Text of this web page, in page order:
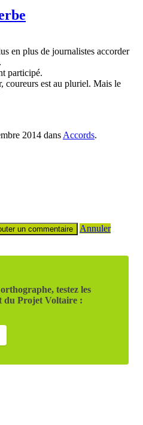
en plus de journalistes accorder
participé.
coureurs est au pluriel. Mais le
2014 dans Accords.
Annuler
testez les
du Projet Voltaire :